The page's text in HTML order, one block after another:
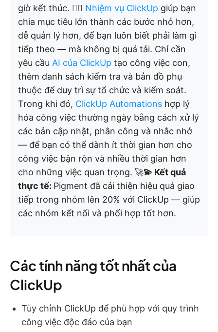
giờ kết thúc. 😵‍💫 Nhiệm vụ ClickUp giúp bạn
chia mục tiêu lớn thành các bước nhỏ hơn,
dễ quản lý hơn, để bạn luôn biết phải làm gì
tiếp theo — mà không bị quá tải. Chỉ cần
yêu cầu AI của ClickUp tạo công việc con,
thêm danh sách kiểm tra và bản đồ phụ
thuộc để duy trì sự tổ chức và kiểm soát.
Trong khi đó, ClickUp Automations hợp lý
hóa công việc thường ngày bằng cách xử lý
các bản cập nhật, phân công và nhắc nhở
— để bạn có thể dành ít thời gian hơn cho
công việc bận rộn và nhiều thời gian hơn
cho những việc quan trọng. 🚀💫 Kết quả
thực tế: Pigment đã cải thiện hiệu quả giao
tiếp trong nhóm lên 20% với ClickUp — giúp
các nhóm kết nối và phối hợp tốt hơn.
Các tính năng tốt nhất của
ClickUp
Tùy chỉnh ClickUp để phù hợp với quy trình
công việc độc đáo của bạn